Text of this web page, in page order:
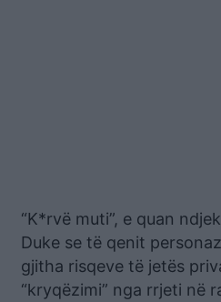
“K*rvë muti”, e quan
Duke se të qenit
gjitha risqeve të jetës
“kryqëzimi” nga rrjeti në